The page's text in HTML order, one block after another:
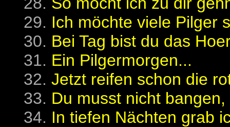
Ich möchte viele Pilger
Bei Tag bist du das
Ein Pilgermorgen...
Jetzt reifen schon die
Du musst nicht
In tiefen Nächten grab